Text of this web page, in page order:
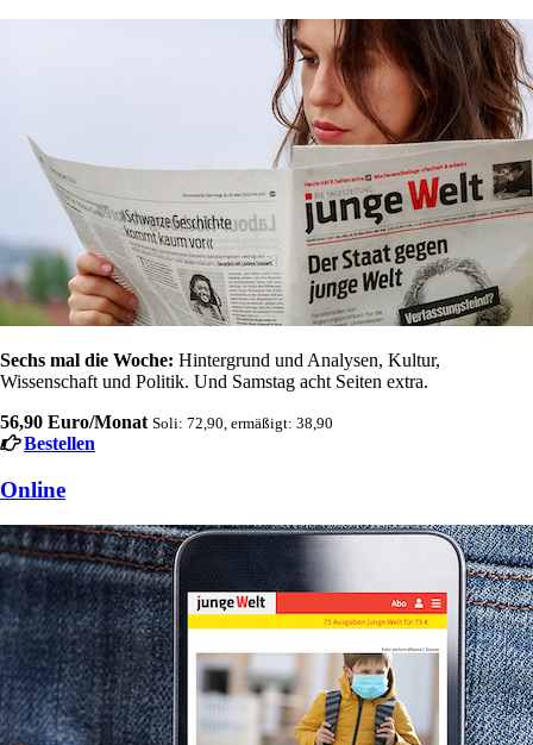
Sechs mal die Woche: Hintergrund und Analysen, Kultur,
Wissenschaft und Politik. Und Samstag acht Seiten extra.
56,90 Euro/Monat Soli: 72,90, ermäßigt: 38,90
Bestellen
Online